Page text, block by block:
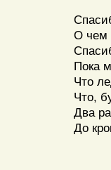
О чем
Пока
Что
Что,
Два
До